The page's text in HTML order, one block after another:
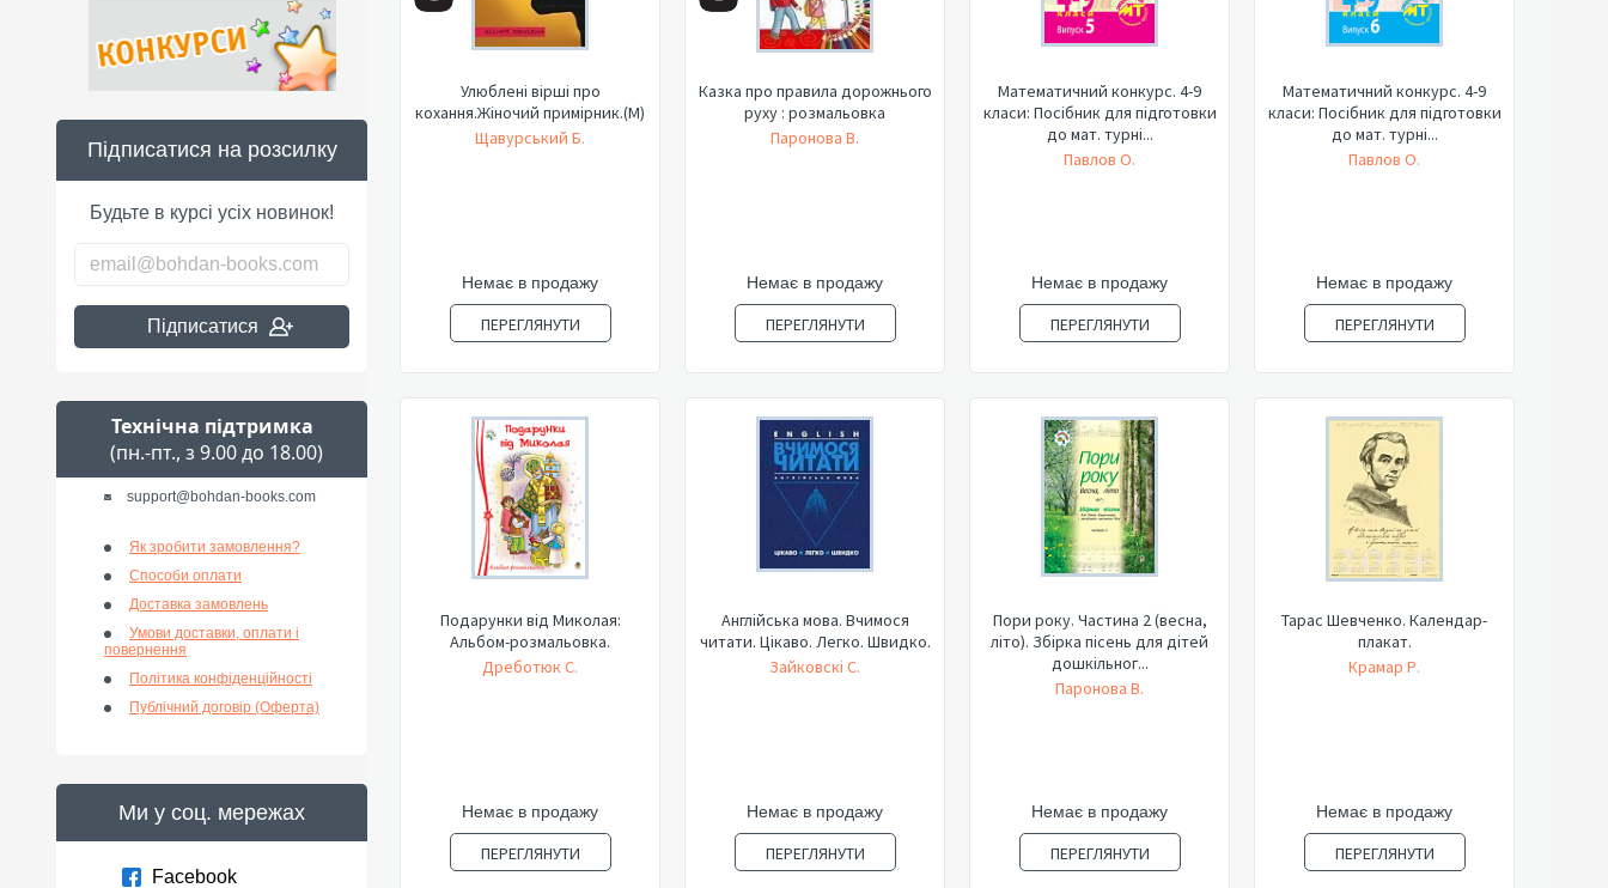
Підписатися на розсилку
Будьте в курсі усіх новинок!
Підписатися
Технічна підтримка
(пн.-пт., з 9.00 до 18.00)
support@bohdan-books.com
Як зробити замовлення?
Способи оплати
Доставка замовлень
Умови доставки, оплати і
повернення
Політика конфіденційності
Публічний договір (Оферта)
Ми у соц. мережах
Facebook
Улюблені вірші про
кохання.Жіночий примірник.(М)
Щавурський Б.
Немає в продажу
ПЕРЕГЛЯНУТИ
Казка про правила дорожнього
руху : розмальовка
Паронова В.
Немає в продажу
ПЕРЕГЛЯНУТИ
Математичний конкурс. 4-9
класи: Посібник для підготовки
до мат. турні...
Павлов О.
Немає в продажу
ПЕРЕГЛЯНУТИ
Математичний конкурс. 4-9
класи: Посібник для підготовки
до мат. турні...
Павлов О.
Немає в продажу
ПЕРЕГЛЯНУТИ
Подарунки від Миколая:
Альбом-розмальовка.
Дреботюк С.
Немає в продажу
ПЕРЕГЛЯНУТИ
Англійська мова. Вчимося
читати. Цікаво. Легко. Швидко.
Зайковскі С.
Немає в продажу
ПЕРЕГЛЯНУТИ
Пори року. Частина 2 (весна,
літо). Збірка пісень для дітей
дошкільног...
Паронова В.
Немає в продажу
ПЕРЕГЛЯНУТИ
Тарас Шевченко. Календар-
плакат.
Крамар Р.
Немає в продажу
ПЕРЕГЛЯНУТИ